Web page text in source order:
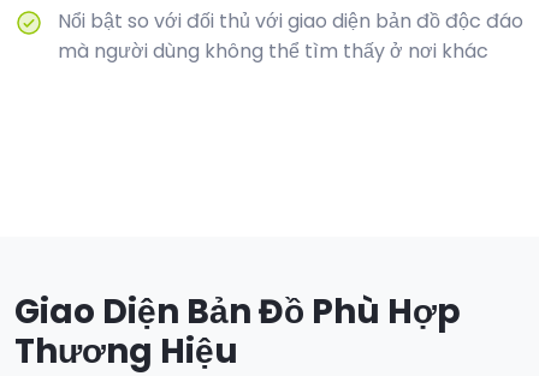
Nổi bật so với đối thủ với giao diện bản đồ độc đáo
mà người dùng không thể tìm thấy ở nơi khác
Giao Diện Bản Đồ Phù Hợp
Thương Hiệu